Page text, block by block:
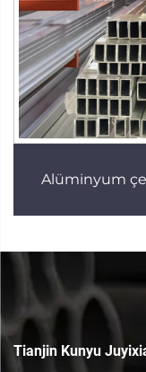
Alüminyum
Tianjin Kunyu